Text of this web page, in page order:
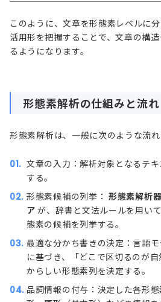
このように、文章を形態素レベルに
活用形を把握することで、文章の構
るようになります。
形態素解析の仕組みと流れ
形態素解析は、一般に次のような流れ
文章の入力：解析対象となるテ
する。
形態素候補の列挙： 形態素解析
ア が、辞書と文法ルールを用い
態素の候補を列挙する。
最適な分かち書きの決定：言語
に基づき、「どこで区切るのが
からしい形態素列を決定する。
品詞情報の付与：決定した各形